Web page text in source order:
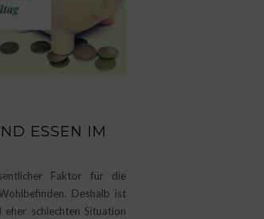
ESSEN IM
Faktor für die
Deshalb ist
schlechten Situation